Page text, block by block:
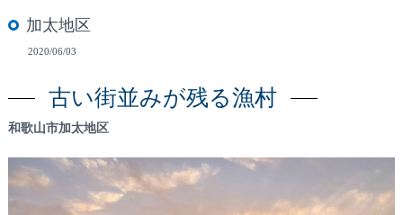
加太地区
2020/06/03
和歌山市加太地区
古い街並みが残る漁村